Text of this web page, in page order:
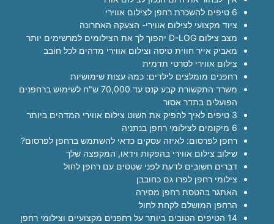
6 טיפים להשכרת רחפן לצילום אווירי
ציוד מקצועי לצילום אווירי- הצעקה האחרונה
מצב צילום D-LOG יהפוך לך את הצילומים למרשימים יותר
מאביק אייר חווית טיסה וצילום אווירי מדהים לכל חובב
צילום אווירי לסרטי תדמית
רחפנים מומלצים לילדים: כמה עצות שימושיות
משרד התקשורת קבע קנס עד 70,000 ש"ח לשימוש ברחפנים
הפועלים בתדר אסור
3 טיפים לאיך להפיק את השוט צילום אווירי המדהים ביותר
6 מיקומים לצילומי רחפן בנתניה
רחפן לפרסום: לאיזה עסקים כדאי להשתמש ברחפן לפרסום?
שילוב צילום אווירי בהפקות וידאו, המקפצה שלך
דברים חשובים לדעת לפני שטסים עם רחפן לחול
צילומי רחפן לפרו גם כחובבן
האתגר בהטסת רחפן מסירה
הרחפן המושלם לקחת לחול
14 הטיפים הטובים ביותר על רחפנים מקצועיים וצילומי רחפן